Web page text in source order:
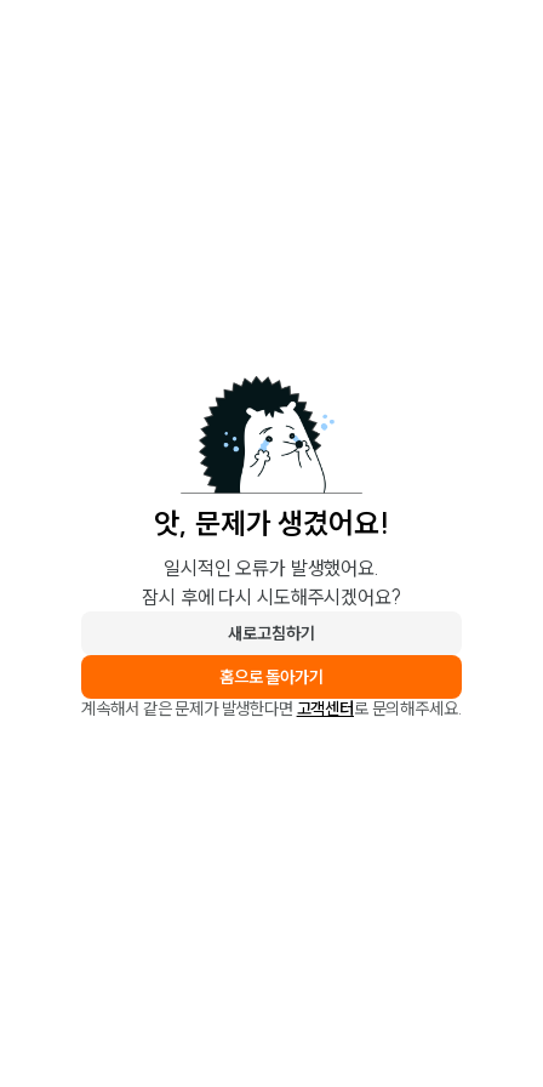
앗, 문제가 생겼어요!
일시적인 오류가 발생했어요.
잠시 후에 다시 시도해주시겠어요?
새로고침하기
홈으로 돌아가기
계속해서 같은 문제가 발생한다면 고객센터로 문의해주세요.